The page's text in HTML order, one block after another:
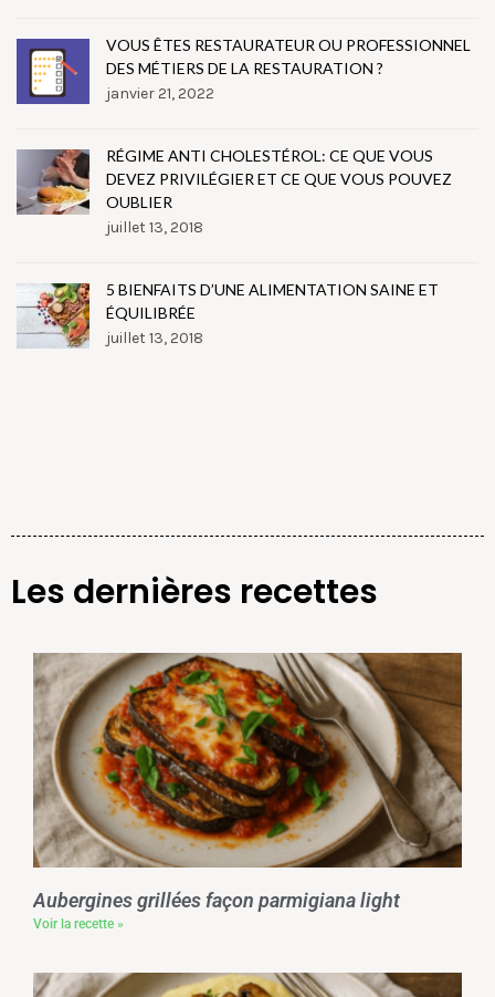
VOUS ÊTES RESTAURATEUR OU PROFESSIONNEL
DES MÉTIERS DE LA RESTAURATION ?
janvier 21, 2022
RÉGIME ANTI CHOLESTÉROL: CE QUE VOUS
DEVEZ PRIVILÉGIER ET CE QUE VOUS POUVEZ
OUBLIER
juillet 13, 2018
5 BIENFAITS D’UNE ALIMENTATION SAINE ET
ÉQUILIBRÉE
juillet 13, 2018
Les dernières recettes
Aubergines grillées façon parmigiana light
Voir la recette »